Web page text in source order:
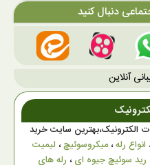
دنبال کنید
آنلاین
الکترونیک،بهترین سایت خرید
انواع رله،میکروسوئیچ، لیمیت
رید سوئیچ جیوه ای، رله های